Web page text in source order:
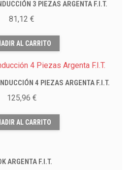
3 PIEZAS ARGENTA F.I.T.
81,12 €
AL CARRITO
4 PIEZAS ARGENTA F.I.T.
125,96 €
AL CARRITO
ARGENTA F.I.T.